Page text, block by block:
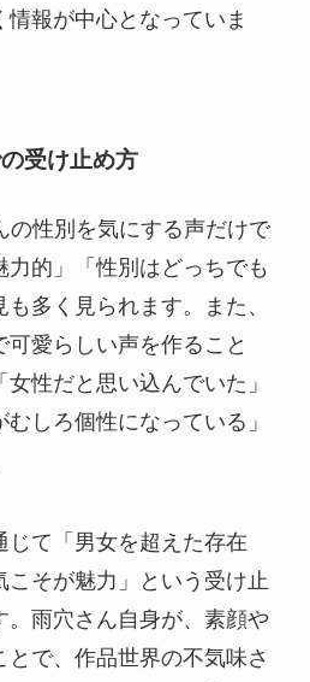
報が中心となっていま
受け止め方
の性別を気にする声だけで
的」「性別はどっちでも
多く見られます。また、
愛らしい声を作ること
性だと思い込んでいた」
むしろ個性になっている」
じて「男女を超えた存在
こそが魅力」という受け止
。雨穴さん自身が、素顔や
で、作品世界の不気味さ